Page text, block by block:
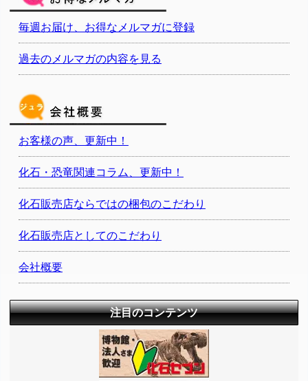
毎週お届け、お得なメルマガに登録
過去のメルマガの内容を見る
お客様の声、更新中！
化石・恐竜関連コラム、更新中！
化石販売店ならではの梱包のこだわり
化石販売店としてのこだわり
会社概要
注目のコンテンツ